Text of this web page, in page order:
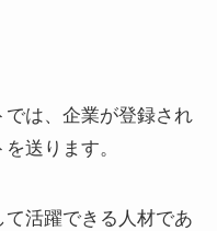
では、企業が登録され
送ります。
活躍できる人材であ